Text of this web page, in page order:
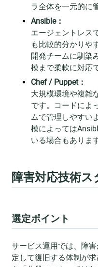
ラ全体を一元的に
Ansible：
エージェントレス
も比較的分かりや
開発チームに馴染
模まで柔軟に対応
Chef / Puppet：
大規模環境や複雑
です。コードによ
ムで管理しやすい
模によっては
いる場合もあります
障害対応技術ス
選定ポイント
サービス運用では、障
定して復旧する体制が